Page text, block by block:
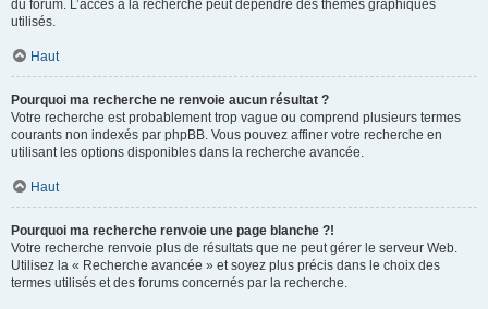
du forum. L’accès à la recherche peut dépendre des thèmes graphiques
utilisés.
Haut
Pourquoi ma recherche ne renvoie aucun résultat ?
Votre recherche est probablement trop vague ou comprend plusieurs termes
courants non indexés par phpBB. Vous pouvez affiner votre recherche en
utilisant les options disponibles dans la recherche avancée.
Haut
Pourquoi ma recherche renvoie une page blanche ?!
Votre recherche renvoie plus de résultats que ne peut gérer le serveur Web.
Utilisez la « Recherche avancée » et soyez plus précis dans le choix des
termes utilisés et des forums concernés par la recherche.